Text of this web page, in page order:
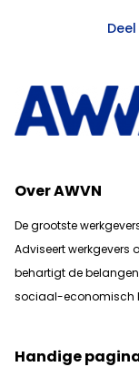
Over AWVN
De grootste
Adviseert werkgevers
behartigt de
sociaal-economisch
Handige